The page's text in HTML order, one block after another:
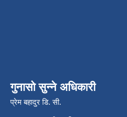
गुनासो सुन्ने अधिकारी
प्रेम बहादुर डि. सी.